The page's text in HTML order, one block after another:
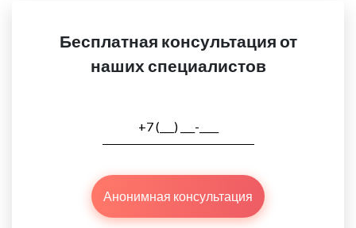
Бесплатная консультация от
наших специалистов
Анонимная консультация